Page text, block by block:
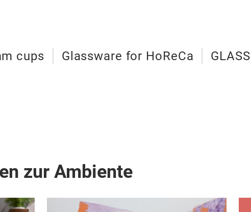
cups Glassware for HoReCa GLASS
zur Ambiente